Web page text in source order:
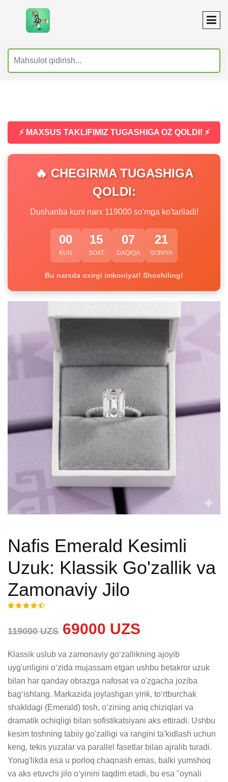
⚡ MAXSUS TAKLIFIMIZ TUGASHIGA OZ QOLDI! ⚡
🔥 CHEGIRMA TUGASHIGA
QOLDI:
Dushanba kuni narx 119000 so'mga ko'tariladi!
00
KUN
15
SOAT
07
DAQIQA
20
SONIYA
Bu narxda oxirgi imkoniyat! Shoshiling!
Nafis Emerald Kesimli
Uzuk: Klassik Go'zallik va
Zamonaviy Jilo
119000 UZS 69000 UZS
Klassik uslub va zamonaviy go‘zallikning ajoyib
uyg'unligini o‘zida mujassam etgan ushbu betakror uzuk
bilan har qanday obrazga nafosat va o'zgacha joziba
bag‘ishlang. Markazida joylashgan yirik, to‘rtburchak
shakldagi (Emerald) tosh, o‘zining aniq chiziqlari va
dramatik ochiqligi bilan sofistikatsiyani aks ettiradi. Ushbu
kesim toshning tabiiy go'zalligi va rangini ta'kidlash uchun
keng, tekis yuzalar va parallel fasetlar bilan ajralib turadi.
Yorug'likda esa u porloq chaqnash emas, balki yumshoq
va aks etuvchi jilo o‘yinini taqdim etadi, bu esa "oynali